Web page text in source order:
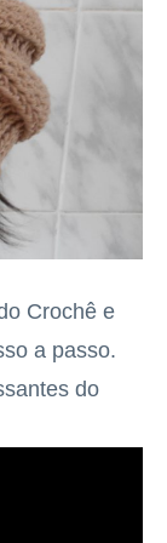
Crochê e
a passo.
do